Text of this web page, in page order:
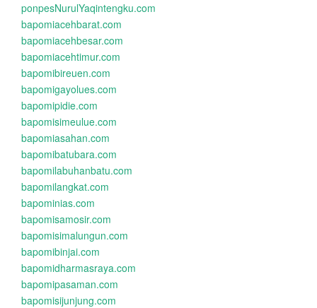
ponpesNurulYaqintengku.com
bapomiacehbarat.com
bapomiacehbesar.com
bapomiacehtimur.com
bapomibireuen.com
bapomigayolues.com
bapomipidie.com
bapomisimeulue.com
bapomiasahan.com
bapomibatubara.com
bapomilabuhanbatu.com
bapomilangkat.com
bapominias.com
bapomisamosir.com
bapomisimalungun.com
bapomibinjai.com
bapomidharmasraya.com
bapomipasaman.com
bapomisijunjung.com